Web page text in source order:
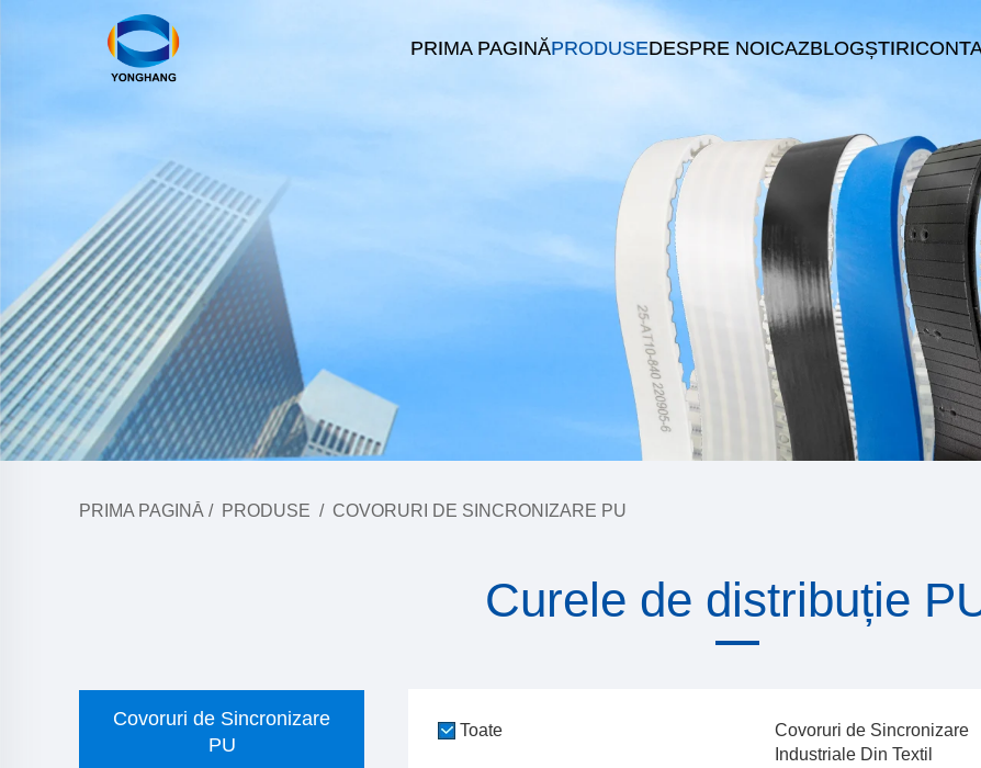
PRIMA PAGINĂPRODUSEDESPRE NOICAZBLOGȘTIRI
PRIMA PAGINĂ / PRODUSE / COVORURI DE SINCRONIZARE PU
Curele de distribuție
Covoruri de Sincronizare
PU
Toate
Covoruri de Sincronizare
Industriale Din Textil